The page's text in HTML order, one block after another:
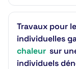
Travaux pour
individuelles
chaleur sur
individuels